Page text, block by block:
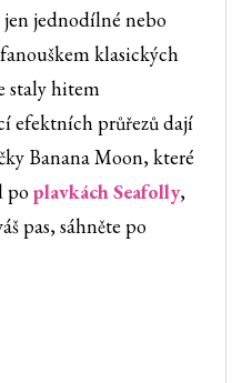
jednodílné nebo
klasických
staly hitem
efektních průřezů dají
Banana Moon, které
poplavkách Seafolly,
pas, sáhněte po